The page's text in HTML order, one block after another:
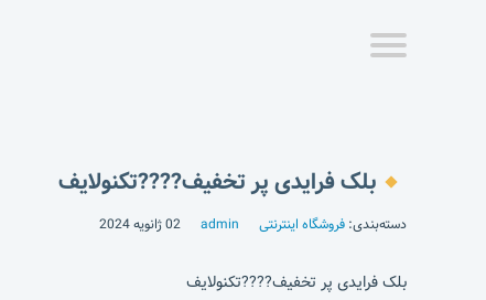
بلک فرایدی پر تخفیف????تکنولایف
دسته‌بندی: فروشگاه اینترنتی admin 02 ژانویه 2024
بلک فرایدی پر تخفیف????تکنولایف